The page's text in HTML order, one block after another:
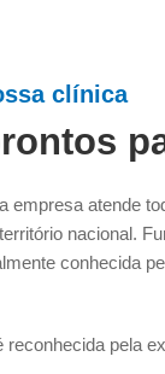
clínica
empresa atende
nacional.
conhecida
reconhecida pela